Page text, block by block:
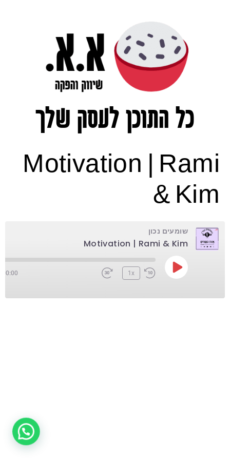
כל התוכן לעסק שלך
Motivation | Rami
& Kim
שומעים נכון
Motivation | Rami & Kim
1x
00:00